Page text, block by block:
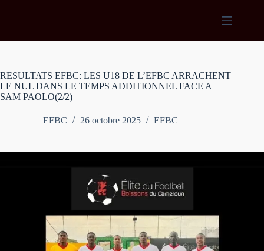
RESULTATS EFBC: LES U18 DE L’EFBC ARRACHENT
LE NUL DANS LE TEMPS ADDITIONNEL FACE A
SAM PAOLO(2/2)
EFBC 26 octobre 2025 EFBC